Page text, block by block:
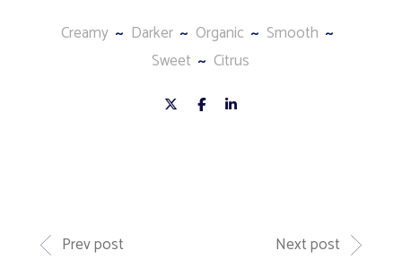
Creamy Darker Organic
Smooth
Sweet
Citrus
Prev post Next post